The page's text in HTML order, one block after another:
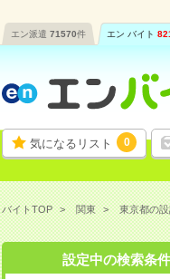
エン派遣 71570件 エン バイト
気になるリスト 0
バイトTOP 関東 東京都の
設定中の検索条件